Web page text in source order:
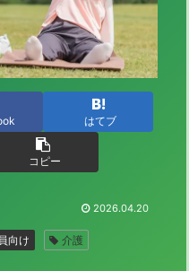
はてブ
コピー
2026.04.20
向け
介護